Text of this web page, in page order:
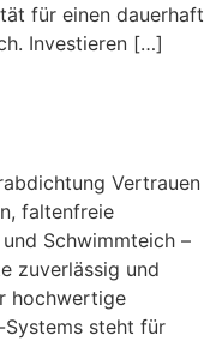
für einen dauerhaft
Investieren […]
Vertrauen
faltenfreie
Schwimmteich –
zuverlässig und
hochwertige
Systems steht für